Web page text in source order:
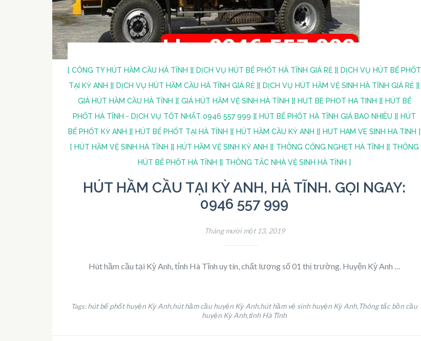
[ CÔNG TY HÚT HẦM CẦU HÀ TĨNH ] [ DỊCH VỤ HÚT BỂ PHỐT HÀ TĨNH GIÁ RẺ ] [ DỊCH VỤ HÚT BỂ PHỐT
TẠI KỲ ANH ] [ DỊCH VỤ HÚT HẦM CẦU HÀ TĨNH GIÁ RẺ ] [ DỊCH VỤ HÚT HẦM VỆ SINH HÀ TĨNH GIÁ RẺ ] [
GIÁ HÚT HẦM CẦU HÀ TĨNH ] [ GIÁ HÚT HẦM VỆ SINH HÀ TĨNH ] [ HUT BE PHOT HA TINH ] [ HÚT BỂ
PHỐT HÀ TĨNH - DỊCH VỤ TỐT NHẤT 0946 557 999 ] [ HÚT BỂ PHỐT HÀ TĨNH GIÁ BAO NHIÊU ] [ HÚT
BỂ PHỐT KỲ ANH ] [ HÚT BỂ PHỐT TẠI HÀ TĨNH ] [ HÚT HẦM CẦU KỲ ANH ] [ HUT HAM VE SINH HA TINH ]
[ HÚT HẦM VỆ SINH HÀ TĨNH ] [ HÚT HẦM VỆ SINH KỲ ANH ] [ THÔNG CỐNG NGHẸT HÀ TĨNH ] [ THÔNG
HÚT BỂ PHỐT HÀ TĨNH ] [ THÔNG TẮC NHÀ VỆ SINH HÀ TĨNH ]
HÚT HẦM CẦU TẠI KỲ ANH, HÀ TĨNH. GỌI NGAY:
0946 557 999
Tháng mười một 13, 2019
Hút hầm cầu tại Kỳ Anh, tỉnh Hà Tĩnh uy tín, chất lượng số 01 thị trường. Huyện Kỳ Anh …
Tags:hút bể phốt huyện Kỳ Anh,hút hầm cầu huyện Kỳ Anh,hút hầm vệ sinh huyện Kỳ Anh,Thông tắc bồn cầu
huyện Kỳ Anh,tỉnh Hà Tĩnh